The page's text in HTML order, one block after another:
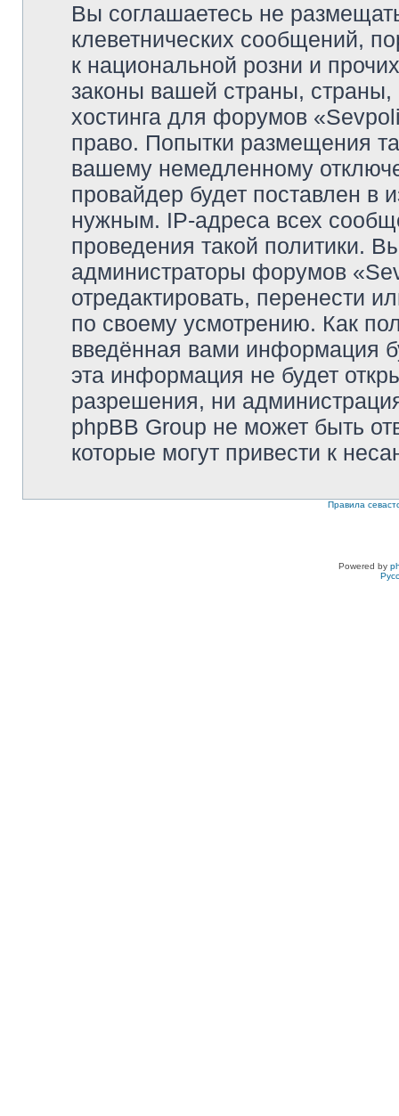
Вы соглашаетесь не
клеветнических сообщений,
к национальной розни и
законы вашей страны, страны,
хостинга для форумов
право. Попытки размещения
вашему немедленному
провайдер будет поставлен в
нужным. IP-адреса всех
проведения такой политики.
администраторы форумов
отредактировать, перенести
по своему усмотрению. Как
введённая вами информация
эта информация не будет
разрешения, ни
phpBB Group не может быть
которые могут привести к
Правила
Powered by